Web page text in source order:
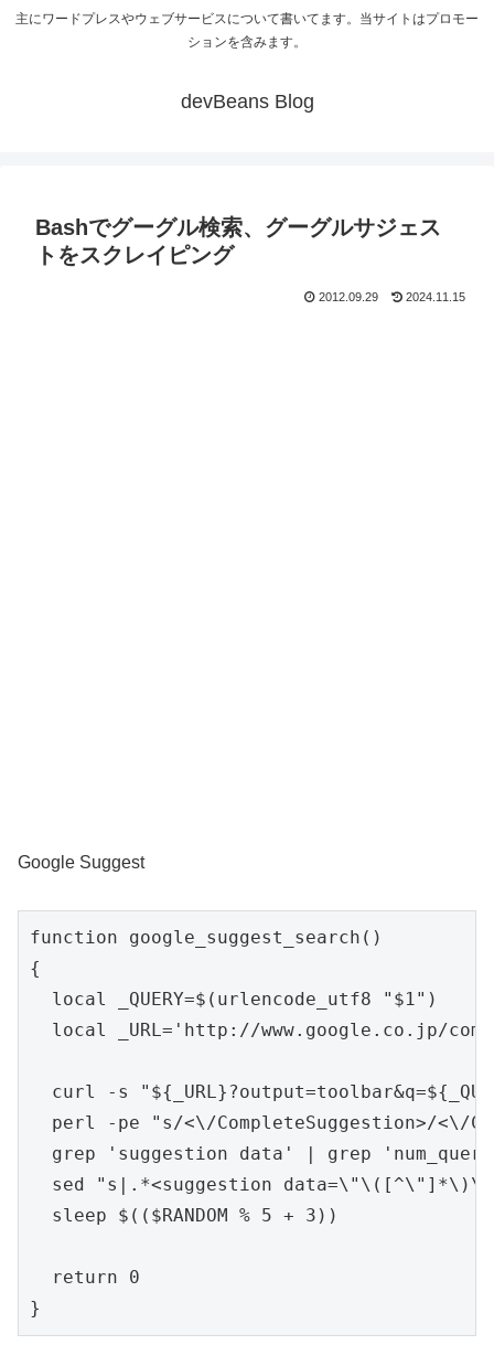
主にワードプレスやウェブサービスについて書いてます。当サイトはプロモー
ションを含みます。
devBeans Blog
Bashでグーグル検索、グーグルサジェス
トをスクレイピング
2012.09.29 2024.11.15
Google Suggest
function google_suggest_search()
{
  local _QUERY=$(urlencode_utf8 "$1")
local _URL='http://www.google.co.jp/
curl -s
perl -pe "s/<\/CompleteSuggestion>/<\/
grep 'suggestion data' | grep
sed "s|.*<suggestion
  sleep $(($RANDOM % 5 + 3))
  return 0
}